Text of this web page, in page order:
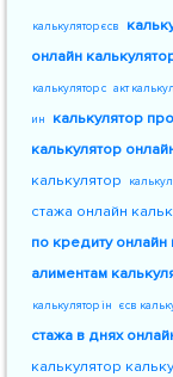
калькулятор єсв
онлайн
калькулятор с акт
ин
калькулятор
калькулятор
калькулятор
стажа онлайн
по кредиту онлайн
алиментам
калькулятор ін єсв
стажа в днях
калькулятор